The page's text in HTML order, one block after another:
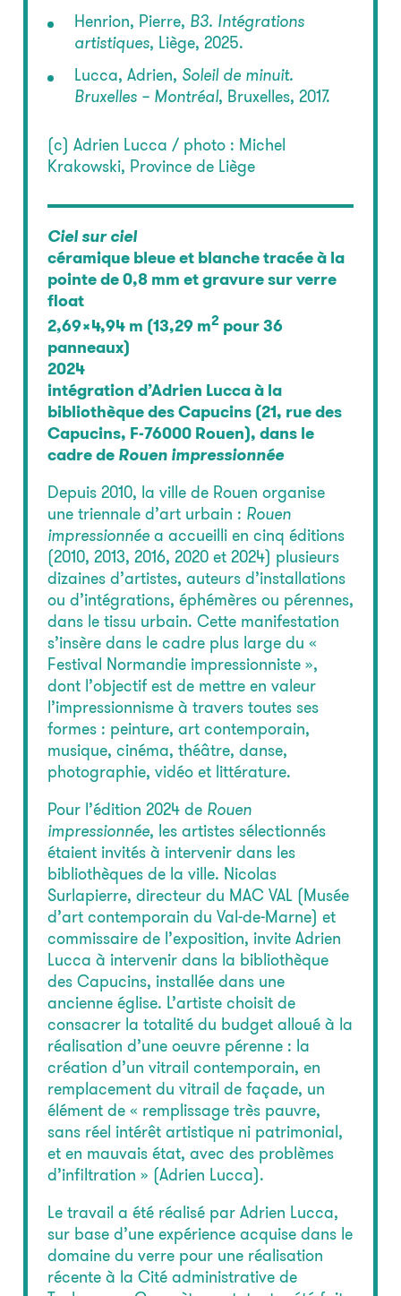
Henrion, Pierre, B3. Intégrations
artistiques, Liège, 2025.
Lucca, Adrien, Soleil de minuit.
Bruxelles – Montréal, Bruxelles, 2017.
(c) Adrien Lucca / photo : Michel
Krakowski, Province de Liège
Ciel sur ciel
céramique bleue et blanche tracée à la
pointe de 0,8 mm et gravure sur verre
float
2,69×4,94 m (13,29 m2 pour 36
panneaux)
2024
intégration d’Adrien Lucca à la
bibliothèque des Capucins (21, rue des
Capucins, F-76000 Rouen), dans le
cadre de Rouen impressionnée
Depuis 2010, la ville de Rouen organise
une triennale d’art urbain : Rouen
impressionnée a accueilli en cinq éditions
(2010, 2013, 2016, 2020 et 2024) plusieurs
dizaines d’artistes, auteurs d’installations
ou d’intégrations, éphémères ou pérennes,
dans le tissu urbain. Cette manifestation
s’insère dans le cadre plus large du «
Festival Normandie impressionniste »,
dont l’objectif est de mettre en valeur
l’impressionnisme à travers toutes ses
formes : peinture, art contemporain,
musique, cinéma, théâtre, danse,
photographie, vidéo et littérature.
Pour l’édition 2024 de Rouen
impressionnée, les artistes sélectionnés
étaient invités à intervenir dans les
bibliothèques de la ville. Nicolas
Surlapierre, directeur du MAC VAL (Musée
d’art contemporain du Val-de-Marne) et
commissaire de l’exposition, invite Adrien
Lucca à intervenir dans la bibliothèque
des Capucins, installée dans une
ancienne église. L’artiste choisit de
consacrer la totalité du budget alloué à la
réalisation d’une oeuvre pérenne : la
création d’un vitrail contemporain, en
remplacement du vitrail de façade, un
élément de « remplissage très pauvre,
sans réel intérêt artistique ni patrimonial,
et en mauvais état, avec des problèmes
d’infiltration » (Adrien Lucca).
Le travail a été réalisé par Adrien Lucca,
sur base d’une expérience acquise dans le
domaine du verre pour une réalisation
récente à la Cité administrative de